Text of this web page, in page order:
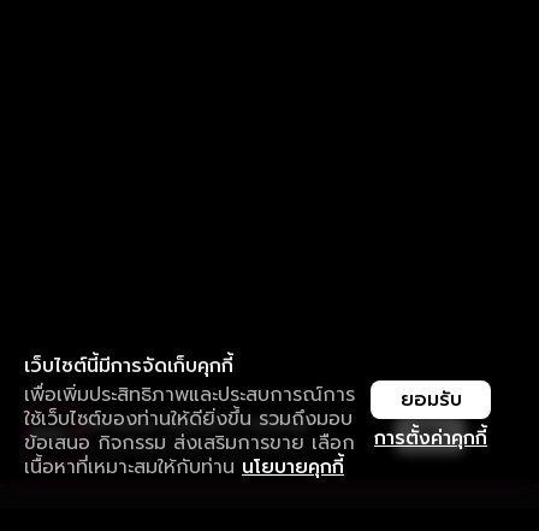
เว็บไซต์นี้มีการจัดเก็บคุกกี้
เพื่อเพิ่มประสิทธิภาพและประสบการณ์การ
ใช้เว็บไซต์ของท่านให้ดียิ่งขึ้น รวมถึงมอบ
ข้อเสนอ กิจกรรม ส่งเสริมการขาย เลือก
เนื้อหาที่เหมาะสมให้กับท่าน นโยบายคุกกี้
การตั้งค่าคุกกี้
ยอมรับ
ใช้งานแอป ลื่นไหลกว่า ไม่มีสะดุด
ดาวน์โหลดแอปเพื่อการรับชมที่ดีกว่า เปิด